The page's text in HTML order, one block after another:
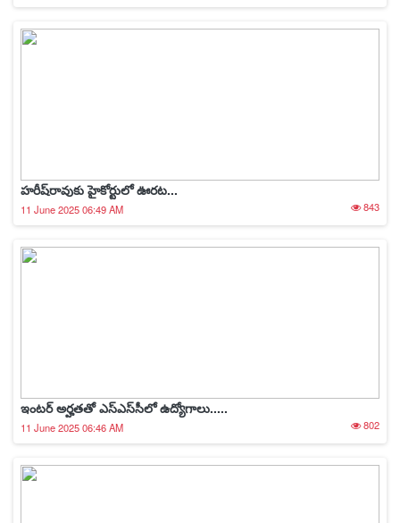
హరీష్‌రావుకు హైకోర్టులో ఊరట...
11 June 2025 06:49 AM 843
ఇంటర్ అర్హతతో ఎస్ఎస్‌సీలో ఉద్యోగాలు.....
11 June 2025 06:46 AM 802